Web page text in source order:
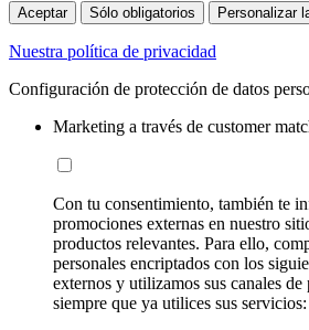
Aceptar Sólo obligatorios Personalizar
Nuestra política de privacidad
Configuración de protección de datos
Marketing a través de customer
Con tu consentimiento, también te
promociones externas en nuestro
productos relevantes. Para ello,
personales encriptados con los
externos y utilizamos sus canales
siempre que ya utilices sus servicios: